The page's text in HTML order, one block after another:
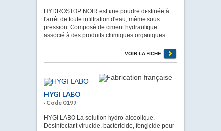
HYDROSTOP NOIR est une poudre destinée à
l'arrêt de toute infiltration d'eau, même sous
pression. Composé de ciment hydraulique
associé à des produits chimiques organiques.
VOIR LA FICHE
HYGI LABO
· Code 0199
HYGI LABO La solution hydro-alcoolique.
Désinfectant virucide, bactéricide, fongicide pour